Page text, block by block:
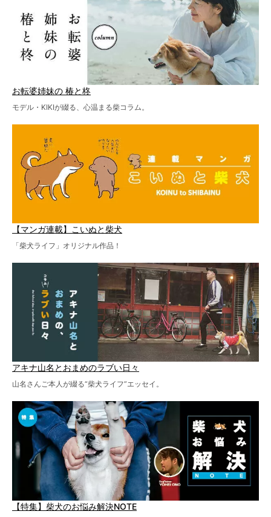
お転婆姉妹の 椿と柊
モデル・KIKIが綴る、心温まる柴コラム。
【マンガ連載】こいぬと柴犬
「柴犬ライフ」オリジナル作品！
アキナ山名とおまめのラブい日々
山名さんご本人が綴る“柴犬ライフ”エッセイ。
【特集】柴犬のお悩み解決NOTE